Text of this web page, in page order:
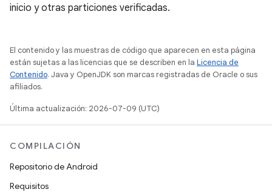
inicio y otras particiones verificadas.
El contenido y las muestras de código que aparecen en esta página
están sujetas a las licencias que se describen en la Licencia de
Contenido. Java y OpenJDK son marcas registradas de Oracle o sus
afiliados.
Última actualización: 2026-07-09 (UTC)
COMPILACIÓN
Repositorio de Android
Requisitos